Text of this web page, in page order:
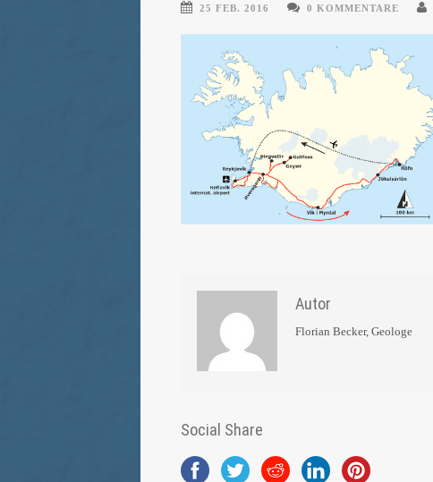
25 FEB. 2016 0 KOMMENTARE
Autor
Florian Becker, Geologe
Social Share